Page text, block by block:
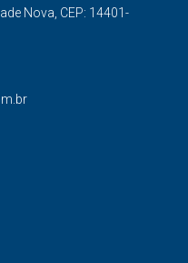
Nova, CEP: 14401-